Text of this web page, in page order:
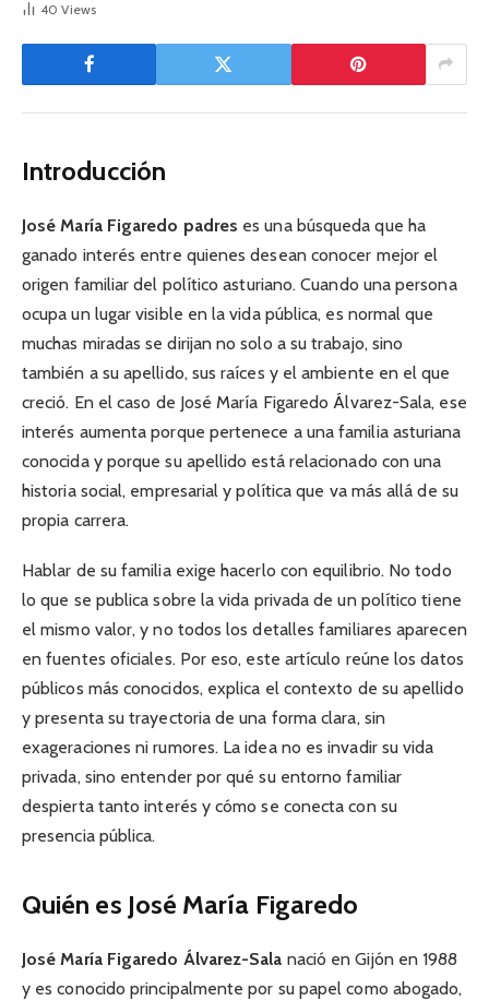
40 Views
Introducción
José María Figaredo padres es una búsqueda que ha
ganado interés entre quienes desean conocer mejor el
origen familiar del político asturiano. Cuando una persona
ocupa un lugar visible en la vida pública, es normal que
muchas miradas se dirijan no solo a su trabajo, sino
también a su apellido, sus raíces y el ambiente en el que
creció. En el caso de José María Figaredo Álvarez-Sala, ese
interés aumenta porque pertenece a una familia asturiana
conocida y porque su apellido está relacionado con una
historia social, empresarial y política que va más allá de su
propia carrera.
Hablar de su familia exige hacerlo con equilibrio. No todo
lo que se publica sobre la vida privada de un político tiene
el mismo valor, y no todos los detalles familiares aparecen
en fuentes oficiales. Por eso, este artículo reúne los datos
públicos más conocidos, explica el contexto de su apellido
y presenta su trayectoria de una forma clara, sin
exageraciones ni rumores. La idea no es invadir su vida
privada, sino entender por qué su entorno familiar
despierta tanto interés y cómo se conecta con su
presencia pública.
Quién es José María Figaredo
José María Figaredo Álvarez-Sala nació en Gijón en 1988
y es conocido principalmente por su papel como abogado,